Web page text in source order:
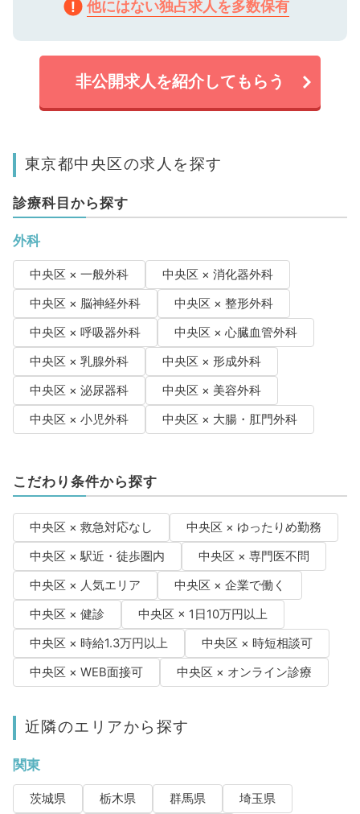
他にはない独占求人を多数保有
非公開求人を紹介してもらう
東京都中央区の求人を探す
診療科目から探す
外科
中央区 × 一般外科
中央区 × 消化器外科
中央区 × 脳神経外科
中央区 × 整形外科
中央区 × 呼吸器外科
中央区 × 心臓血管外科
中央区 × 乳腺外科
中央区 × 形成外科
中央区 × 泌尿器科
中央区 × 美容外科
中央区 × 小児外科
中央区 × 大腸・肛門外科
こだわり条件から探す
中央区 × 救急対応なし
中央区 × ゆったりめ勤務
中央区 × 駅近・徒歩圏内
中央区 × 専門医不問
中央区 × 人気エリア
中央区 × 企業で働く
中央区 × 健診
中央区 × 1日10万円以上
中央区 × 時給1.3万円以上
中央区 × 時短相談可
中央区 × WEB面接可
中央区 × オンライン診療
近隣のエリアから探す
関東
茨城県 栃木県 群馬県
埼玉県